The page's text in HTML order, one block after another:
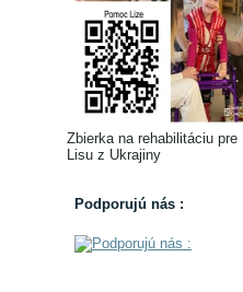
Zbierka na rehabilitáciu pre
Lisu z Ukrajiny
Podporujú nás :